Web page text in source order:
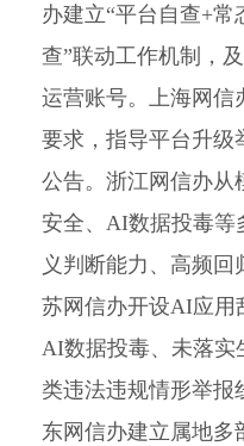
办建立“平台自查+
查”联动工作机制，
运营账号。上海网信
要求，指导平台升级
公告。浙江网信办从
安全、AI数据投毒等
义判断能力、高频
苏网信办开设AI应用
AI数据投毒、未落实
类违法违规情形举报
东网信办建立属地多